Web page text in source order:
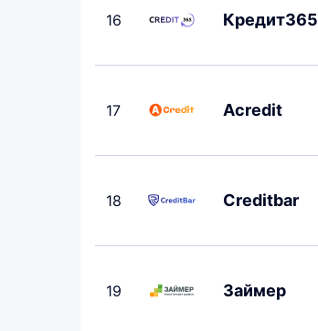
16 Кредит365
17 Acredit
18 Creditbar
19 Займер